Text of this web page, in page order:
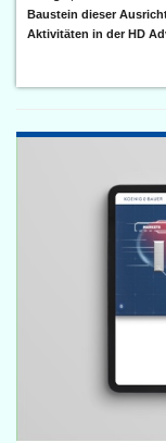
Baustein dieser
Aktivitäten in der HD